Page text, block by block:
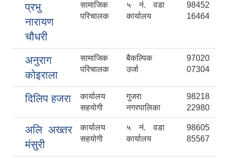
प्रभु
नारायण
चौधरी
सामाजिक
परिचालक
५ नं. वडा
कार्यालय
98452
16464
अनुराग
कोइराला
सामाजिक
परिचालक
बैकल्पिक
उर्जा
97020
07304
दिलिप हजरा
कार्यालय
सहयोगी
गुजरा
नगरपालिका
98218
22980
अलि अख्तर
मंसुरी
कार्यालय
सहयोगी
५ नं. वडा
कार्यालय
98605
85567